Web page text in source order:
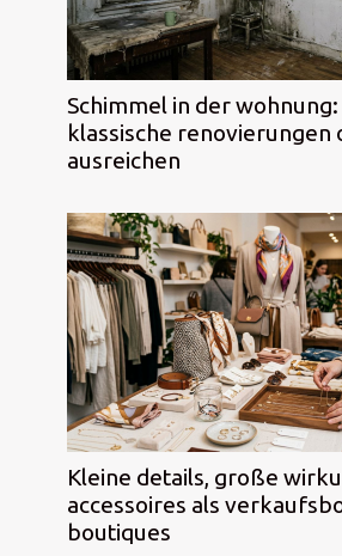
Schimmel in der
klassische renovierungen
ausreichen
Kleine details, große
accessoires als
boutiques